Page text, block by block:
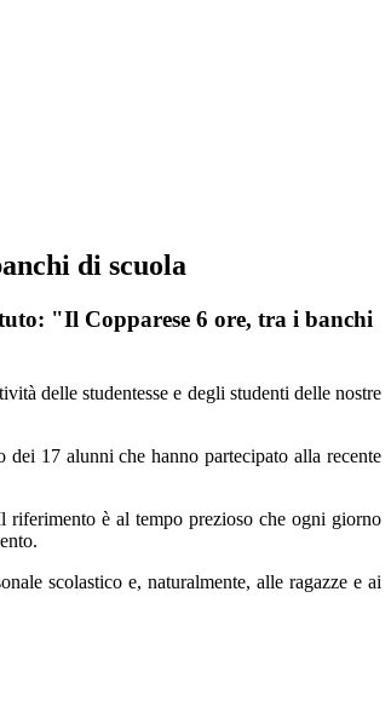
di scuola
"Il Copparese 6 ore, tra i banchi
delle studentesse e degli studenti delle nostre
17 alunni che hanno partecipato alla recente
è al tempo prezioso che ogni giorno
scolastico e, naturalmente, alle ragazze e ai